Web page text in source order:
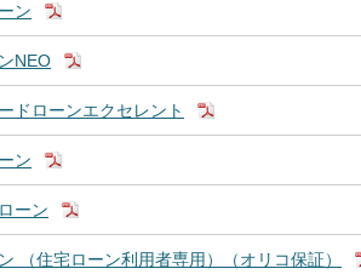
ン
NEO
ドローンエクセレント
ン
ーン
（住宅ローン利用者専用）（オリコ保証）